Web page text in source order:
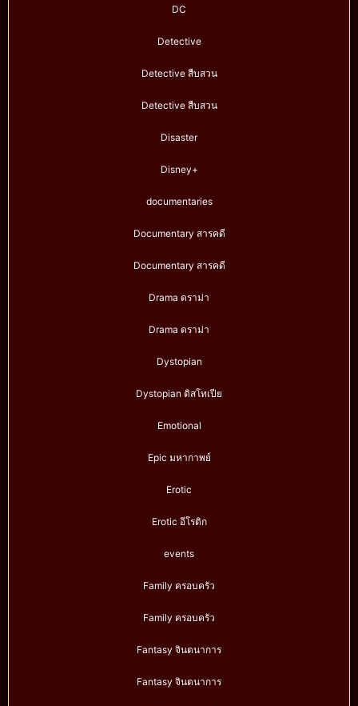
DC
Detective
Detective สืบสวน
Detective สืบสวน
Disaster
Disney+
documentaries
Documentary สารคดี
Documentary สารคดี
Drama ดราม่า
Drama ดราม่า
Dystopian
Dystopian ดิสโทเปีย
Emotional
Epic มหากาพย์
Erotic
Erotic อีโรติก
events
Family ครอบครัว
Family ครอบครัว
Fantasy จินตนาการ
Fantasy จินตนาการ